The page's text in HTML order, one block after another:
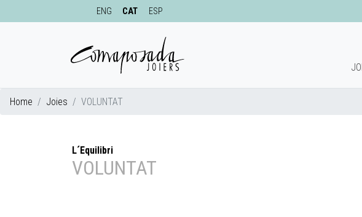
ENG CAT ESP
Home Joies VOLUNTAT
L´Equilibri
VOLUNTAT